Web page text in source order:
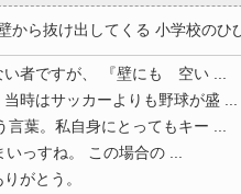
ら抜け出してくる 小学校のひ
者ですが、 『壁にも 空い ...
時はサッカーよりも野球が盛 ...
葉。私自身にとってもキー ...
っすね。 この場合の ...
がとう。